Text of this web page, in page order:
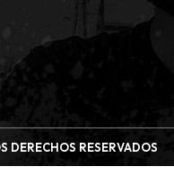
DERECHOS RESERVADOS